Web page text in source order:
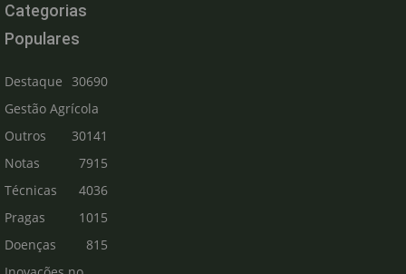
Categorias
Populares
Destaque
30690
Gestão Agrícola
30141
Outros
7915
Notas
Técnicas
4036
Pragas
1015
Doenças
815